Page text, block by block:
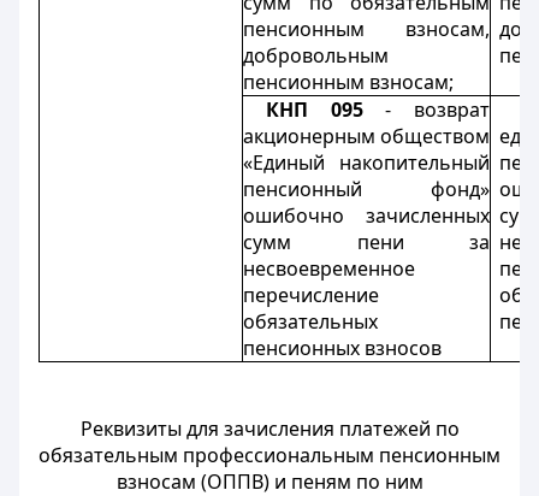
пенсионным взносам,
добровольным
пенсионным взносам;
КНП 095- возврат
акционерным обществом
«Единый накопительный
пенсионный фонд»
ошибочно зачисленных
сумм пени за
несвоевременное
перечисление
обязательных
пенсионных взносов
Реквизиты для зачисления платежей по
обязательным профессиональным пенсионным
взносам (ОППВ) и пеням по ним